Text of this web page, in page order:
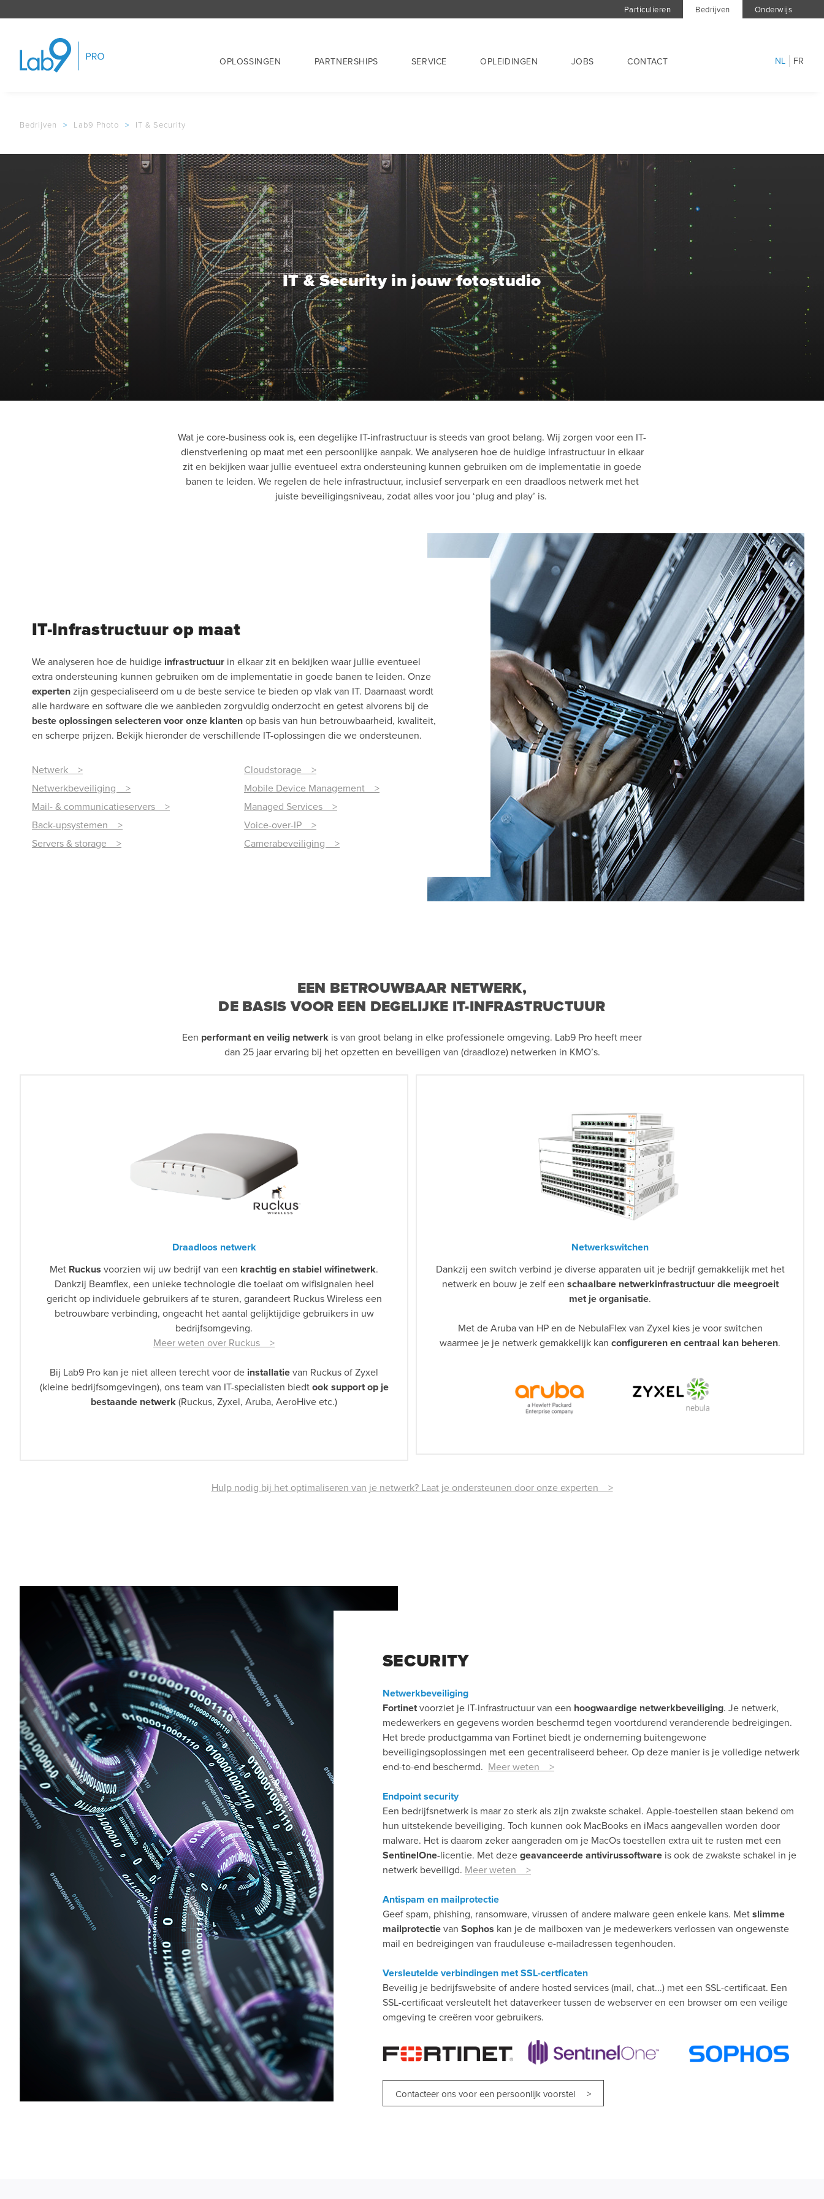
Particulieren Bedrijven Onderwijs
OPLOSSINGEN PARTNERSHIPS SERVICE OPLEIDINGEN JOBS CONTACT NL FR
Bedrijven > Lab9 Photo > IT & Security
IT & Security in jouw fotostudio
Wat je core-business ook is, een degelijke IT-infrastructuur is steeds van groot belang. Wij zorgen voor een IT-
dienstverlening op maat met een persoonlijke aanpak. We analyseren hoe de huidige infrastructuur in elkaar
zit en bekijken waar jullie eventueel extra ondersteuning kunnen gebruiken om de implementatie in goede
banen te leiden. We regelen de hele infrastructuur, inclusief serverpark en een draadloos netwerk met het
juiste beveiligingsniveau, zodat alles voor jou ‘plug and play’ is.
IT-Infrastructuur op maat
We analyseren hoe de huidige infrastructuur in elkaar zit en bekijken waar jullie eventueel
extra ondersteuning kunnen gebruiken om de implementatie in goede banen te leiden. Onze
expertenzijn gespecialiseerd om u de beste service te bieden op vlak van IT. Daarnaast wordt
alle hardware en software die we aanbieden zorgvuldig onderzocht en getest alvorens bij de
beste oplossingen selecteren voor onze klantenop basis van hun betrouwbaarheid, kwaliteit,
en scherpe prijzen. Bekijk hieronder de verschillende IT-oplossingen die we ondersteunen.
Netwerk >
Cloudstorage >
Netwerkbeveiliging >
Mobile Device Management >
Mail- & communicatieservers >
Managed Services >
Back-upsystemen >
Voice-over-IP >
Servers & storage >
Camerabeveiliging >
EEN BETROUWBAAR NETWERK,
DE BASIS VOOR EEN DEGELIJKE IT-INFRASTRUCTUUR
Een performant en veilig netwerk is van groot belang in elke professionele omgeving. Lab9 Pro heeft meer
dan 25 jaar ervaring bij het opzetten en beveiligen van (draadloze) netwerken in KMO’s.
Draadloos netwerk
Met Ruckus voorzien wij uw bedrijf van een krachtig en stabiel wifinetwerk.
Dankzij Beamflex, een unieke technologie die toelaat om wifisignalen heel
gericht op individuele gebruikers af te sturen, garandeert Ruckus Wireless een
betrouwbare verbinding, ongeacht het aantal gelijktijdige gebruikers in uw
bedrijfsomgeving.
Meer weten over Ruckus >
Bij Lab9 Pro kan je niet alleen terecht voor de installatievan Ruckus of Zyxel
(kleine bedrijfsomgevingen), ons team van IT-specialisten biedtook support op je
bestaande netwerk(Ruckus, Zyxel, Aruba, AeroHive etc.)
Netwerkswitchen
Dankzij een switch verbind je diverse apparaten uit je bedrijf gemakkelijk met het
netwerk en bouw je zelf een schaalbare netwerkinfrastructuur die meegroeit
met je organisatie.
Met de Aruba van HP en de NebulaFlex van Zyxel kies je voor switchen
waarmee je je netwerk gemakkelijk kan configureren en centraal kan beheren.
Hulp nodig bij het optimaliseren van je netwerk? Laat je ondersteunen door onze experten >
SECURITY
Netwerkbeveiliging
Fortinetvoorziet je IT-infrastructuur van een hoogwaardige netwerkbeveiliging. Je netwerk,
medewerkers en gegevens worden beschermd tegen voortdurend veranderende bedreigingen.
Het brede productgamma van Fortinet biedt je onderneming buitengewone
beveiligingsoplossingen met een gecentraliseerd beheer. Op deze manier is je volledige netwerk
end-to-end beschermd. Meer weten >
Endpoint security
Een bedrijfsnetwerk is maar zo sterk als zijn zwakste schakel. Apple-toestellen staan bekend om
hun uitstekende beveiliging. Toch kunnen ook MacBooks en iMacs aangevallen worden door
malware. Het is daarom zeker aangeraden om je MacOs toestellen extra uit te rusten met een
SentinelOne-licentie. Met dezegeavanceerde antivirussoftware is ook de zwakste schakel in je
netwerk beveiligd. Meer weten >
Antispam en mailprotectie
Geef spam, phishing, ransomware, virussen of andere malware geen enkele kans. Metslimme
mailprotectievan Sophos kan je de mailboxen van je medewerkers verlossen van ongewenste
mail en bedreigingen van frauduleuse e-mailadressen tegenhouden.
Versleutelde verbindingen met SSL-certficaten
Beveilig je bedrijfswebsite of andere hosted services (mail, chat...) met een SSL-certificaat. Een
SSL-certificaat versleutelt het dataverkeer tussen de webserver en een browser om een veilige
omgeving te creëren voor gebruikers.
Contacteer ons voor een persoonlijk voorstel >